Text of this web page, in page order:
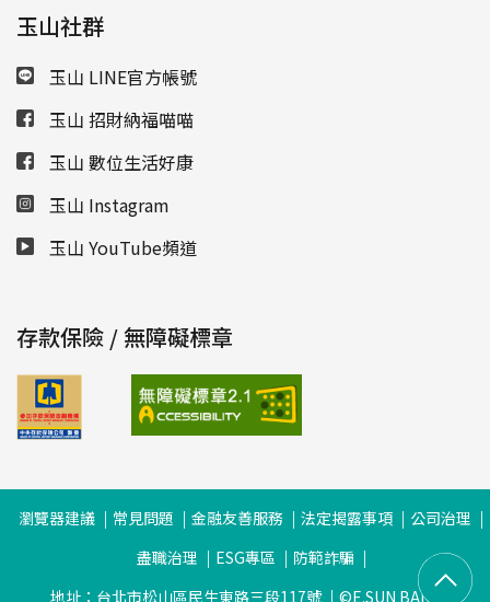
玉山社群
玉山 LINE官方帳號
玉山 招財納福喵喵
玉山 數位生活好康
玉山 Instagram
玉山 YouTube頻道
存款保險 / 無障礙標章
瀏覽器建議 常見問題 金融友善服務 法定揭露事項
公司治理
盡職治理
ESG專區
防範詐騙
地址：台北市松山區民生東路三段117號
©E.SUN BANK